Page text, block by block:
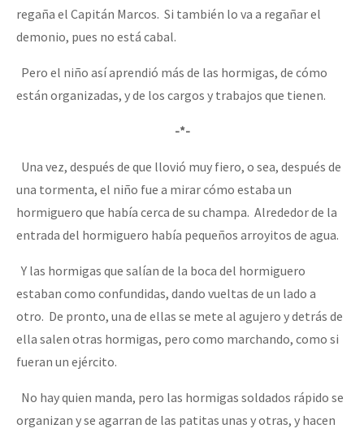
regaña el Capitán Marcos. Si también lo va a regañar el
demonio, pues no está cabal.
Pero el niño así aprendió más de las hormigas, de cómo
están organizadas, y de los cargos y trabajos que tienen.
-*-
Una vez, después de que llovió muy fiero, o sea, después de
una tormenta, el niño fue a mirar cómo estaba un
hormiguero que había cerca de su champa. Alrededor de la
entrada del hormiguero había pequeños arroyitos de agua.
Y las hormigas que salían de la boca del hormiguero
estaban como confundidas, dando vueltas de un lado a
otro. De pronto, una de ellas se mete al agujero y detrás de
ella salen otras hormigas, pero como marchando, como si
fueran un ejército.
No hay quien manda, pero las hormigas soldados rápido se
organizan y se agarran de las patitas unas y otras, y hacen